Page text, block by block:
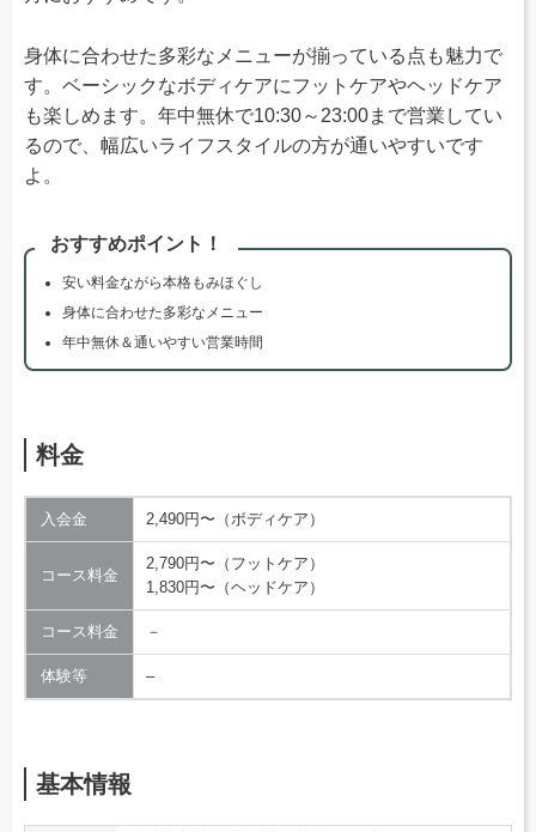
身体に合わせた多彩なメニューが揃っている点も魅力で
す。ベーシックなボディケアにフットケアやヘッドケア
も楽しめます。年中無休で10:30～23:00まで営業してい
るので、幅広いライフスタイルの方が通いやすいです
よ。
おすすめポイント！
安い料金ながら本格もみほぐし
身体に合わせた多彩なメニュー
年中無休＆通いやすい営業時間
料金
入会金 2,490円〜（ボディケア）
コース料金
2,790円〜（フットケア）
1,830円〜（ヘッドケア）
コース料金 －
体験等 –
基本情報